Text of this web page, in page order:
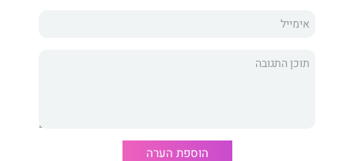
היא השתוקקה למצוא מישהו לאהוב.
הוספת הערה